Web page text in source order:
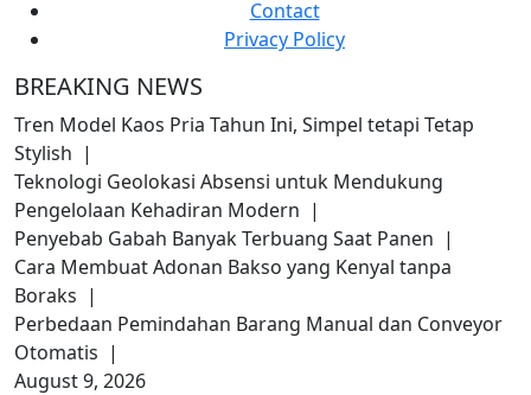
Contact
Privacy Policy
BREAKING NEWS
Tren Model Kaos Pria Tahun Ini, Simpel tetapi Tetap
Stylish |
Teknologi Geolokasi Absensi untuk Mendukung
Pengelolaan Kehadiran Modern |
Penyebab Gabah Banyak Terbuang Saat Panen |
Cara Membuat Adonan Bakso yang Kenyal tanpa
Boraks |
Perbedaan Pemindahan Barang Manual dan Conveyor
Otomatis |
August 9, 2026